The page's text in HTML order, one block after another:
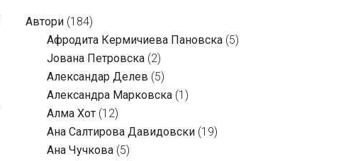
Автори (184)
Aфродита Кермичиева Пановска (5)
Јована Петровска (2)
Александар Делев (5)
Александра Марковска (1)
Алма Хот (12)
Ана Салтирова Давидовски (19)
Ана Чучкова (5)